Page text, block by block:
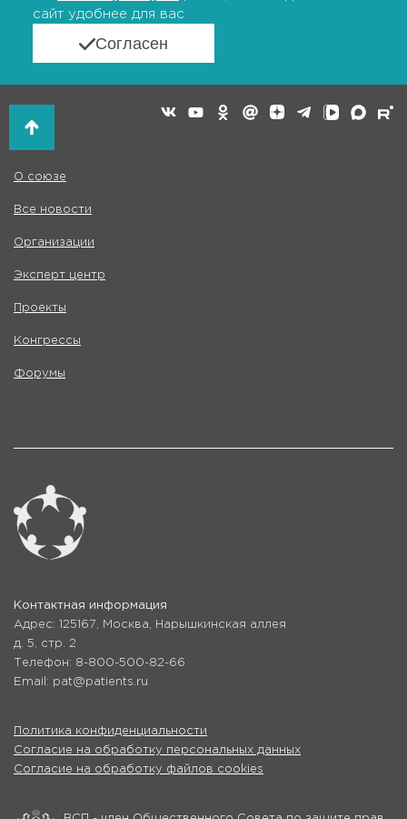
сайт удобнее для вас
Согласен
О союзе
Все новости
Организации
Эксперт центр
Проекты
Конгрессы
Форумы
Контактная информация
Адрес: 125167, Москва, Нарышкинская аллея
д. 5, стр. 2
Телефон: 8-800-500-82-66
Email: pat@patients.ru
Политика конфиденциальности
Согласие на обработку персональных данных
Согласие на обработку файлов cookies